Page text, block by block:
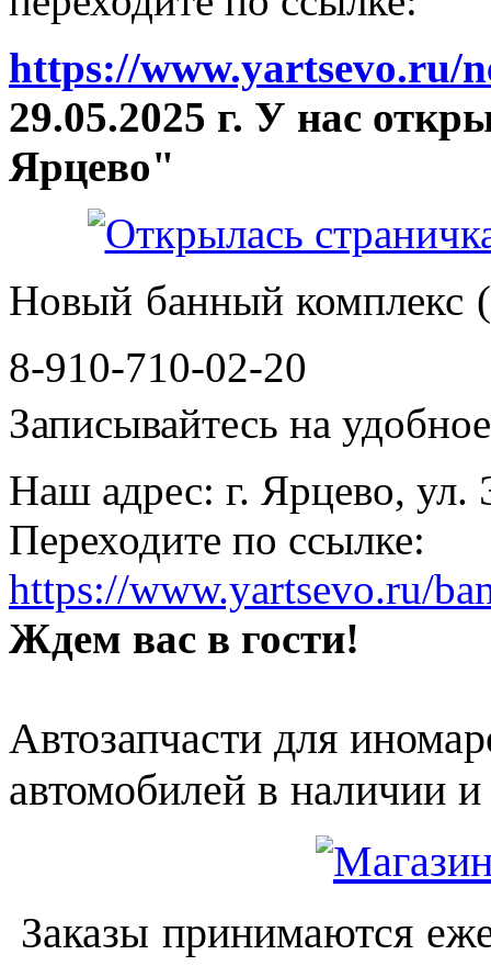
https://www.yartsevo.ru/
29.05.2025 г. У нас
Ярцево"
Новый банный комплекс
8-910-710-02-20
Записывайтесь на
Наш адрес: г. Ярцево, ул.
Переходите по ссылке:
https://www.yartsevo.ru/
Ждем вас в гости!
Автозапчасти для
автомобилей в наличии и
Заказы принимаются